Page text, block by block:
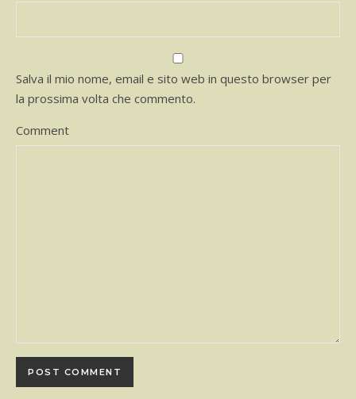
Salva il mio nome, email e sito web in questo browser per
la prossima volta che commento.
Comment